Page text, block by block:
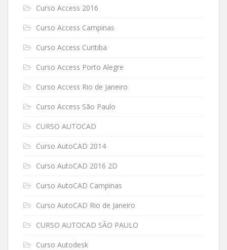
Curso Access 2016
Curso Access Campinas
Curso Access Curitiba
Curso Access Porto Alegre
Curso Access Rio de Janeiro
Curso Access São Paulo
CURSO AUTOCAD
Curso AutoCAD 2014
Curso AutoCAD 2016 2D
Curso AutoCAD Campinas
Curso AutoCAD Rio de Janeiro
CURSO AUTOCAD SÃO PAULO
Curso Autodesk